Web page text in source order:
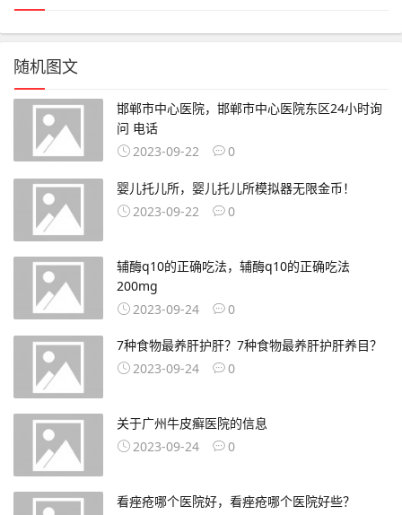
随机图文
邯郸市中心医院，邯郸市中心医院东区24小时询
问 电话
2023-09-22
0
婴儿托儿所，婴儿托儿所模拟器无限金币！
2023-09-22
0
辅酶q10的正确吃法，辅酶q10的正确吃法
200mg
2023-09-24
0
7种食物最养肝护肝？7种食物最养肝护肝养目？
2023-09-24
0
关于广州牛皮癣医院的信息
2023-09-24
0
看痤疮哪个医院好，看痤疮哪个医院好些？